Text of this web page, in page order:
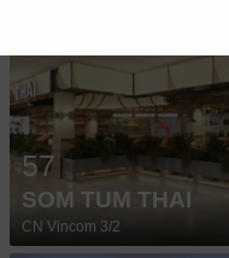
57
SOM TUM THAI
CN Vincom 3/2